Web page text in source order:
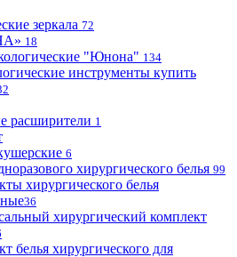
зеркала 72
18
"Юнона" 134
инструменты купить
расширители 1
6
хирургического белья 99
хирургического белья
36
хирургический комплект
белья хирургического для